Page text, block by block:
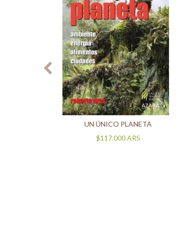
UN ÚNICO PLANETA
$117.000ARS